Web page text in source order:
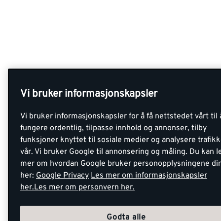
Vi bruker informasjonskapsler
Vi bruker informasjonskapsler for å få nettstedet vårt til
fungere ordentlig, tilpasse innhold og annonser, tilby
funksjoner knyttet til sosiale medier og analysere
vår. Vi bruker Google til annonsering og måling. Du kan
mer om hvordan Google bruker personopplysningene
her: Google Privacy Les mer om informasjonskapsler
her.Les mer om personvern her.
Godta alle